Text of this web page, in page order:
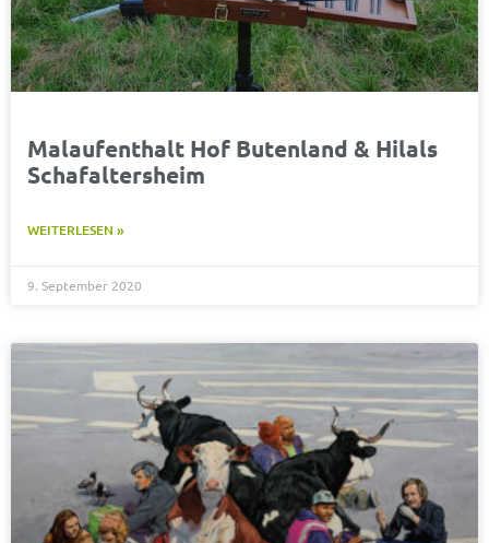
Malaufenthalt Hof Butenland & Hilals
Schafaltersheim
WEITERLESEN »
9. September 2020